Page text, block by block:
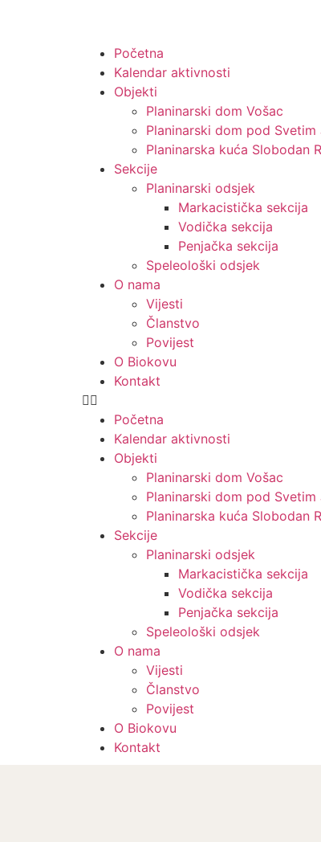
Početna
Kalendar aktivnosti
Objekti
Planinarski dom Vošac
Planinarski dom pod Svetim
Planinarska kuća Slobodan
Sekcije
Planinarski odsjek
Markacistička sekcija
Vodička sekcija
Penjačka sekcija
Speleološki odsjek
O nama
Vijesti
Članstvo
Povijest
O Biokovu
Kontakt
Početna
Kalendar aktivnosti
Objekti
Planinarski dom Vošac
Planinarski dom pod Svetim
Planinarska kuća Slobodan
Sekcije
Planinarski odsjek
Markacistička sekcija
Vodička sekcija
Penjačka sekcija
Speleološki odsjek
O nama
Vijesti
Članstvo
Povijest
O Biokovu
Kontakt